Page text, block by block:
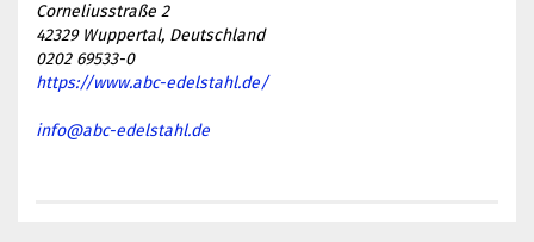
Corneliusstraße 2
42329 Wuppertal, Deutschland
0202 69533-0
https://www.abc-edelstahl.de/
info@abc-edelstahl.de